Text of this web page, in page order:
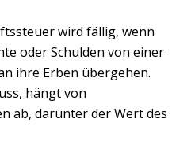
wird fällig, wenn
oder Schulden von einer
ihre Erben übergehen.
hängt von
ab, darunter der Wert des